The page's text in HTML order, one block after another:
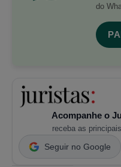
do
Acompanhe o
receba as
Seguir no Google